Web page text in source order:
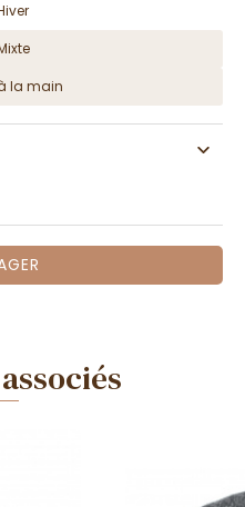
la main